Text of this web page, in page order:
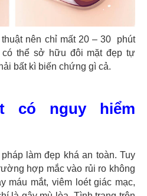
nên chỉ mất 20 – 30 phút
thể sở hữu đôi mặt đẹp tự
bất kì biến chứng gì cả.
có nguy hiểm
làm đẹp khá an toàn. Tuy
hợp mắc vào rủi ro không
máu mắt, viêm loét giác mạc,